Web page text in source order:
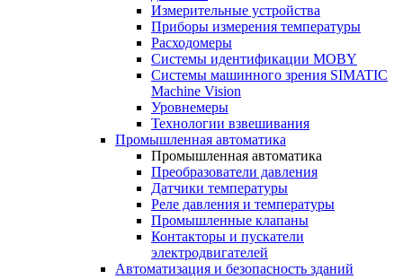
Измерительные устройства
Приборы измерения температуры
Расходомеры
Системы идентификации MOBY
Системы машинного зрения SIMATIC
Machine Vision
Уровнемеры
Технологии взвешивания
Промышленная автоматика
Промышленная автоматика
Преобразователи давления
Датчики температуры
Реле давления и температуры
Промышленные клапаны
Контакторы и пускатели
электродвигателей
Автоматизация и безопасность зданий